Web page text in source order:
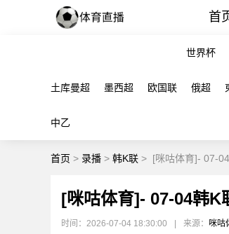
首
世界杯
土库曼超 墨西超 欧国联 俄超
中乙
首页 > 录播 > 韩K联 > [咪咕体育]- 07-
[咪咕体育]- 07-04韩K
时间：2026-07-04 18:30:00 来源： 咪咕